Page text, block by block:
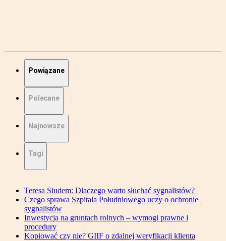
Powiązane
Polecane
Najnowsze
Tagi
Teresa Siudem: Dlaczego warto słuchać sygnalistów?
Czego sprawa Szpitala Południowego uczy o ochronie
sygnalistów
Inwestycja na gruntach rolnych – wymogi prawne i
procedury
Kopiować czy nie? GIIF o zdalnej weryfikacji klienta